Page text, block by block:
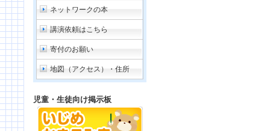
ネットワークの本
講演依頼はこちら
寄付のお願い
地図（アクセス）・住所
児童・生徒向け掲示板